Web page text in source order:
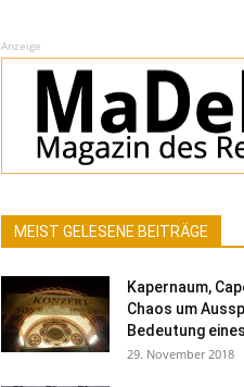
Anzeige
MEIST GELESENE BEITRÄGE
Kapernaum,
Chaos um
Bedeutung
29. November 2018